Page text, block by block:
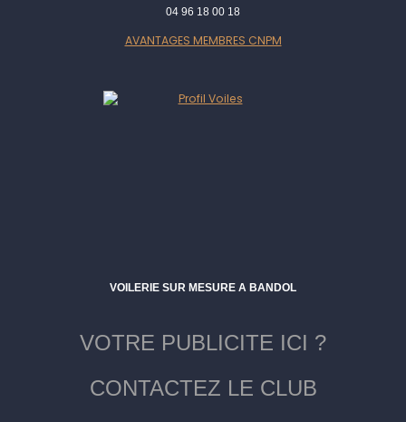
04 96 18 00 18
AVANTAGES MEMBRES CNPM
VOILERIE SUR MESURE A BANDOL
VOTRE PUBLICITE ICI ?
CONTACTEZ LE CLUB